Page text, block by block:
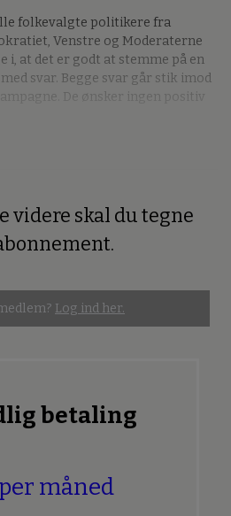
folkevalgte politikere fra
Venstre og Moderaterne
i, at det er godt at stemme på en
svar. Begge svar går stik imod
De ønsker ingen positiv
videre skal du tegne
Log ind her.
betaling
måned